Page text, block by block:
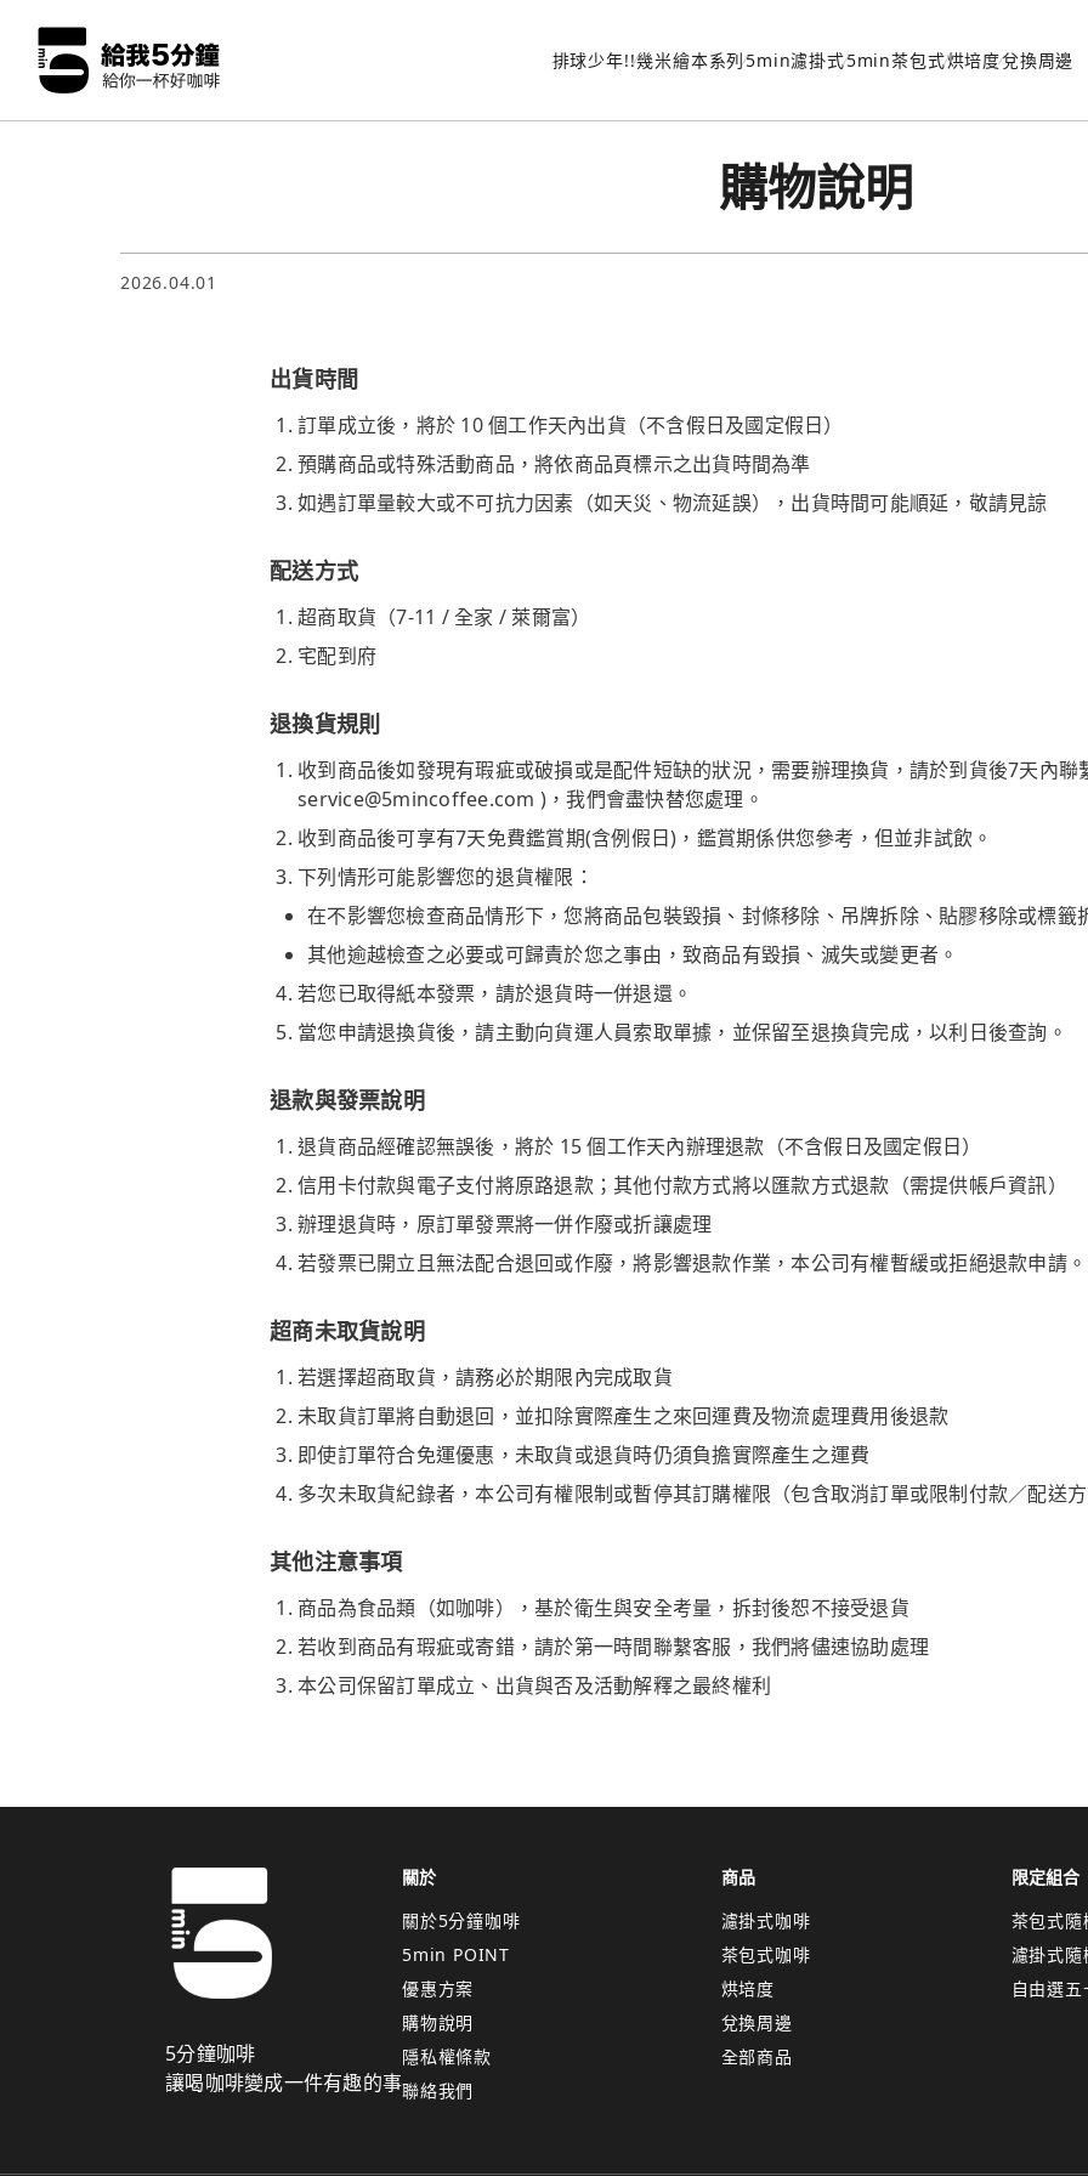
排球少年!!幾米繪本系列5min濾掛式5min茶包式烘培度兌換周邊
購物說明
2026.04.01
出貨時間
訂單成立後，將於 10 個工作天內出貨（不含假日及國定假日）
預購商品或特殊活動商品，將依商品頁標示之出貨時間為準
如遇訂單量較大或不可抗力因素（如天災、物流延誤），出貨時間可能順延，敬請見諒
配送方式
超商取貨（7-11 / 全家 / 萊爾富）
宅配到府
退換貨規則
收到商品後如發現有瑕疵或破損或是配件短缺的狀況，需要辦理換貨，請於到貨後7天內聯
service@5mincoffee.com )，我們會盡快替您處理。
收到商品後可享有7天免費鑑賞期(含例假日)，鑑賞期係供您參考，但並非試飲。
下列情形可能影響您的退貨權限：
在不影響您檢查商品情形下，您將商品包裝毀損、封條移除、吊牌拆除、貼膠移除或標籤
其他逾越檢查之必要或可歸責於您之事由，致商品有毀損、滅失或變更者。
若您已取得紙本發票，請於退貨時一併退還。
當您申請退換貨後，請主動向貨運人員索取單據，並保留至退換貨完成，以利日後查詢。
退款與發票說明
退貨商品經確認無誤後，將於 15 個工作天內辦理退款（不含假日及國定假日）
信用卡付款與電子支付將原路退款；其他付款方式將以匯款方式退款（需提供帳戶資訊）
辦理退貨時，原訂單發票將一併作廢或折讓處理
若發票已開立且無法配合退回或作廢，將影響退款作業，本公司有權暫緩或拒絕退款申請。
超商未取貨說明
若選擇超商取貨，請務必於期限內完成取貨
未取貨訂單將自動退回，並扣除實際產生之來回運費及物流處理費用後退款
即使訂單符合免運優惠，未取貨或退貨時仍須負擔實際產生之運費
多次未取貨紀錄者，本公司有權限制或暫停其訂購權限（包含取消訂單或限制付款／配送
其他注意事項
商品為食品類（如咖啡），基於衛生與安全考量，拆封後恕不接受退貨
若收到商品有瑕疵或寄錯，請於第一時間聯繫客服，我們將儘速協助處理
本公司保留訂單成立、出貨與否及活動解釋之最終權利
5分鐘咖啡
讓喝咖啡變成一件有趣的事
關於
關於5分鐘咖啡
5min POINT
優惠方案
購物說明
隱私權條款
聯絡我們
商品
濾掛式咖啡
茶包式咖啡
烘培度
兌換周邊
全部商品
限定組合
茶包式
濾掛式
自由選